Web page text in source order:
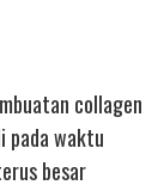
collagen
pada waktu
besar